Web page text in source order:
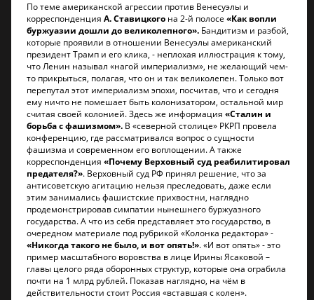
По теме американской агрессии против Венесуэлы и
корреспонденцияА. Ставицкого на 2-й полосе«Как вопли
буржуазии дошли до великолепного». Бандитизм и разбой,
которые проявили в отношении Венесуэлы американский
президент Трамп и его клика, - неплохая иллюстрация к тому,
что Ленин называл «нагой империализм», не желающий чем-
то прикрыться, полагая, что он и так великолепен. Только вот
перепутал этот империализм эпохи, посчитав, что и сегодня
ему ничто не помешает быть колонизатором, остальной мир
считая своей колонией. Здесь же информация«Сталин и
борьба с фашизмом». В «северной столице» РКРП провела
конференцию, где рассматривался вопрос о сущности
фашизма и современном его воплощении. А также
корреспонденция«Почему Верховный суд реабилитировал
предателя?». Верховный суд РФ принял решение, что за
антисоветскую агитацию нельзя преследовать, даже если
этим занимались фашистские прихвостни, наглядно
продемонстрировав симпатии нынешнего буржуазного
государства. А что из себя представляет это государство, в
очередном материале под рубрикой «Колонка редактора» -
«Никогда такого не было, и вот опять!». «И вот опять» - это
пример масштабного воровства в лице Ирины Ясаковой –
главы целого ряда оборонных структур, которые она ограбила
почти на 1 млрд рублей. Показав наглядно, на чём в
действительности стоит Россия «вставшая с колен».